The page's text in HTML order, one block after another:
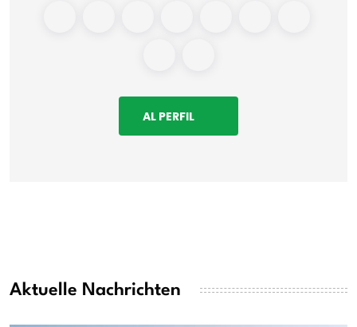
AL PERFIL
Aktuelle Nachrichten